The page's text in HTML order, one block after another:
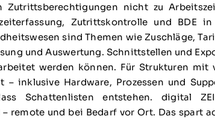
nicht zu
Zutrittskontrolle und BDE
sind Themen wie Zuschläge,
und Auswertung. Schnittstellen und
werden können. Für Strukturen
inklusive Hardware, Prozessen und
Schattenlisten entstehen. digital
remote und bei Bedarf vor Ort. Das spart